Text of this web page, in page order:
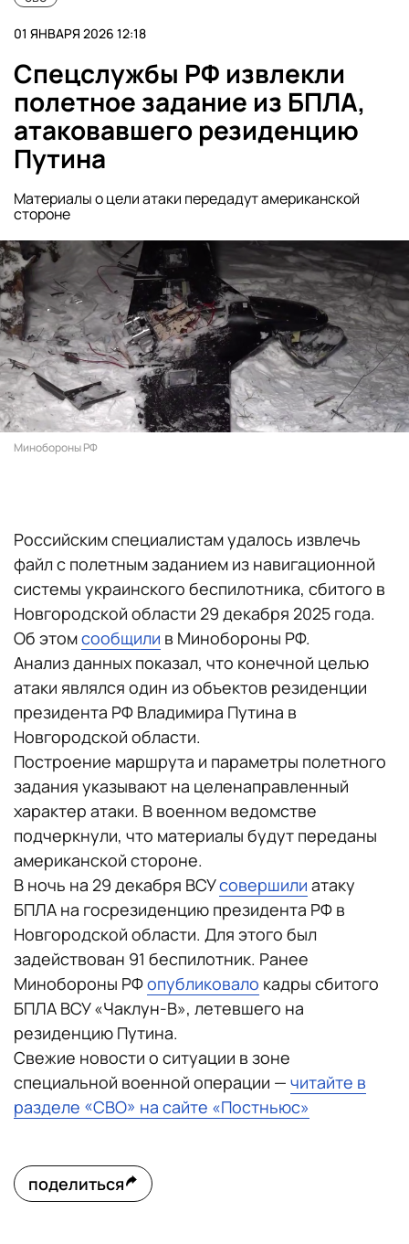
01 ЯНВАРЯ 2026 12:18
Спецслужбы РФ извлекли
полетное задание из БПЛА,
атаковавшего резиденцию
Путина
Материалы о цели атаки передадут американской
стороне
Минобороны РФ
Российским специалистам удалось извлечь
файл с полетным заданием из навигационной
системы украинского беспилотника, сбитого в
Новгородской области 29 декабря 2025 года.
Об этомсообщили в Минобороны РФ.
Анализ данных показал, что конечной целью
атаки являлся один из объектов резиденции
президента РФ Владимира Путина в
Новгородской области.
Построение маршрута и параметры полетного
задания указывают на целенаправленный
характер атаки. В военном ведомстве
подчеркнули, что материалы будут переданы
американской стороне.
В ночь на 29 декабря ВСУсовершили атаку
БПЛА на госрезиденцию президента РФ в
Новгородской области. Для этого был
задействован 91 беспилотник. Ранее
Минобороны РФопубликовало кадры сбитого
БПЛА ВСУ «Чаклун-В», летевшего на
резиденцию Путина.
Свежие новости о ситуации в зоне
специальной военной операции — читайте в
разделе «СВО» на сайте «Постньюс»
поделиться